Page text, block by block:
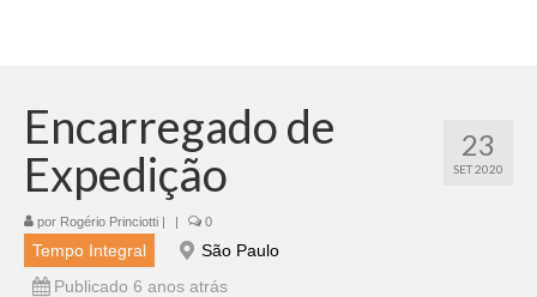
23
SET 2020
Encarregado de
Expedição
por Rogério Princiotti | | 0
Tempo Integral
São Paulo
Publicado 6 anos atrás